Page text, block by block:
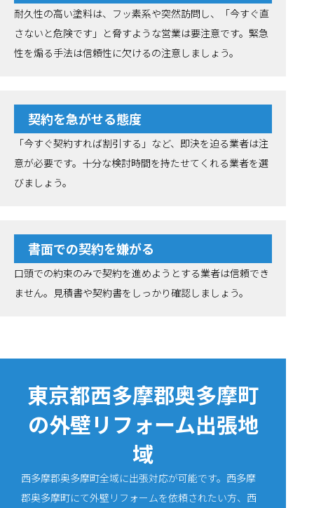
耐久性の高い塗料は、フッ素系や突然訪問し、「今すぐ直
さないと危険です」と脅すような営業は要注意です。緊急
性を煽る手法は信頼性に欠けるの注意しましょう。
契約を急がせる態度
「今すぐ契約すれば割引する」など、即決を迫る業者は注
意が必要です。十分な検討時間を持たせてくれる業者を選
びましょう。
書面での契約を嫌がる
口頭での約束のみで契約を進めようとする業者は信頼でき
ません。見積書や契約書をしっかり確認しましょう。
東京都西多摩郡奥多摩町
の外壁リフォーム出張地
域
西多摩郡奥多摩町全域に出張対応が可能です。西多摩
郡奥多摩町にて外壁リフォームを依頼されたい方、西